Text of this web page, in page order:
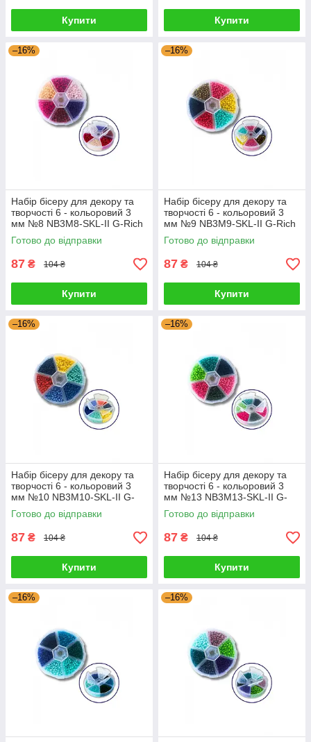
Купити Купити
–16%
Набір бісеру для декору та
творчості 6 - кольоровий 3
мм №8 NB3M8-SKL-II G-Rich
Готово до відправки
87 ₴ 104 ₴
Купити
–16%
Набір бісеру для декору та
творчості 6 - кольоровий 3
мм №9 NB3M9-SKL-II G-Rich
Готово до відправки
87 ₴ 104 ₴
Купити
–16%
Набір бісеру для декору та
творчості 6 - кольоровий 3
мм №10 NB3M10-SKL-II G-
Rich
Готово до відправки
87 ₴ 104 ₴
Купити
–16%
Набір бісеру для декору та
творчості 6 - кольоровий 3
мм №13 NB3M13-SKL-II G-
Rich
Готово до відправки
87 ₴ 104 ₴
Купити
–16% –16%